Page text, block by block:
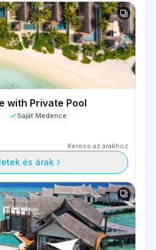
with Private Pool
Saját Medence
Keress az árakhoz
és árak